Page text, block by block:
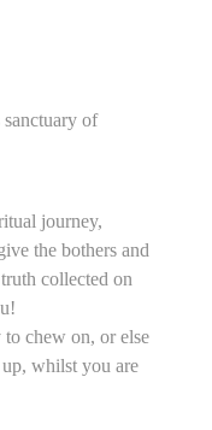
of
journey,
the bothers and
collected on
chew on, or else
whilst you are